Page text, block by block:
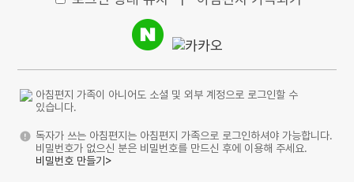
아침편지 가족이 아니어도 소셜 및 외부 계정으로 로그인할 수
있습니다.
독자가 쓰는 아침편지는 아침편지 가족으로 로그인하셔야 가능합니다.
비밀번호가 없으신 분은 비밀번호를 만드신 후에 이용해 주세요.
비밀번호 만들기>